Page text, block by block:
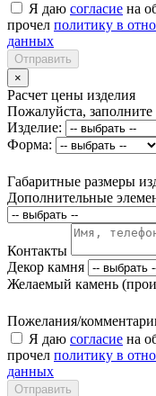
Я даю согласие на
прочел политику в
данных
Отправить
×
Расчет цены изделия
Пожалуйста, заполните
Изделие:
Форма:
Габаритные размеры
Дополнительные
Контакты
Декор камня
Желаемый камень
Пожелания/
Я даю согласие на
прочел политику в
данных
Отправить